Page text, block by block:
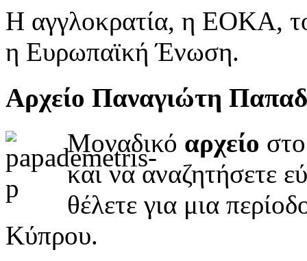
Η αγγλοκρατία, η ΕΟΚΑ,
η Ευρωπαϊκή Ένωση.
Αρχείο Παναγιώτη
Μοναδικό αρχείο
και να αναζητήσετε
θέλετε για μια
Κύπρου.